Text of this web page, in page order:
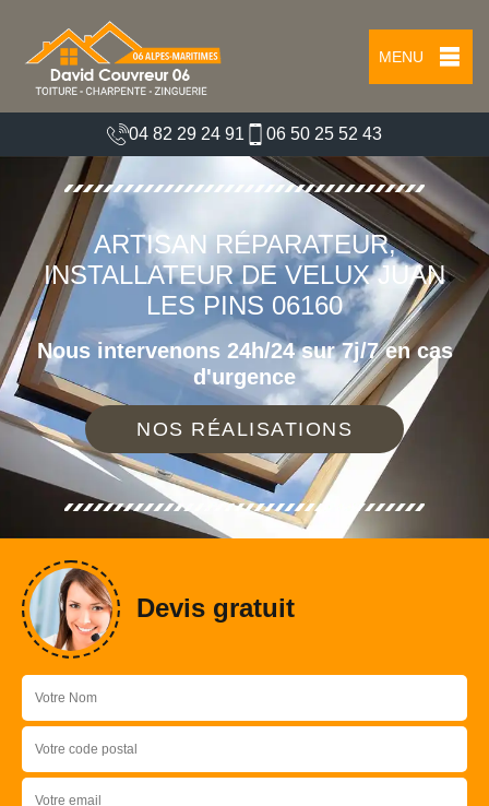
MENU
04 82 29 24 91 06 50 25 52 43
ARTISAN RÉPARATEUR,
INSTALLATEUR DE VELUX JUAN
LES PINS 06160
Nous intervenons 24h/24 sur 7j/7 en cas
d'urgence
NOS RÉALISATIONS
Devis gratuit